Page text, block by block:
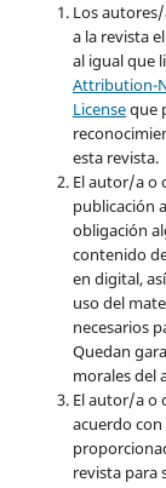
Los
a la revista
al igual que
Attribution-
Licenseque
esta revista.
El autor/a o
publicación
obligación
contenido
en digital,
uso del
necesarios
Quedan
morales del
El autor/a o
acuerdo
revista para